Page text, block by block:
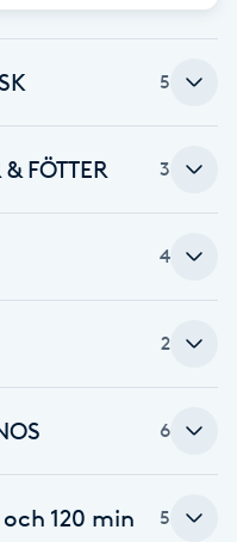
5
FÖTTER 3
4
2
6
120 min 5